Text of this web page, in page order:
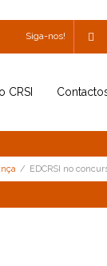
Siga-nos!
CRSI
/ EDCRSI no